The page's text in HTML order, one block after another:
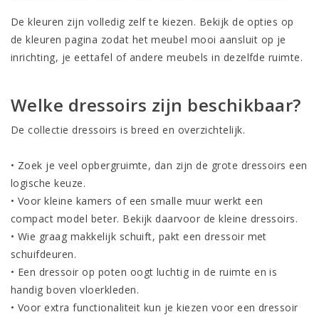
De kleuren zijn volledig zelf te kiezen. Bekijk de opties op
dekleuren pagina zodat het meubel mooi aansluit op je
inrichting, je eettafel of andere meubels in dezelfde ruimte.
Welke dressoirs zijn beschikbaar?
De collectie dressoirs is breed en overzichtelijk.
• Zoek je veel opbergruimte, dan zijn de grote dressoirs een
logische keuze.
• Voor kleine kamers of een smalle muur werkt een
compact model beter. Bekijk daarvoor dekleine dressoirs.
• Wie graag makkelijk schuift, pakt een dressoir met
schuifdeuren.
• Een dressoir op poten oogt luchtig in de ruimte en is
handig boven vloerkleden.
• Voor extra functionaliteit kun je kiezen voor een dressoir